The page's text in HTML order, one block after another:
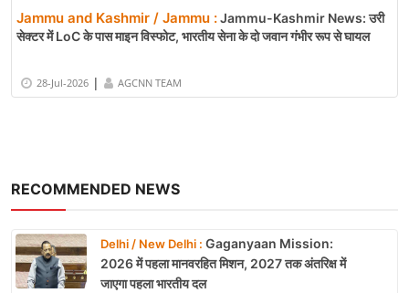
RECOMMENDED NEWS
Delhi / New Delhi : Gaganyaan Mission:
2026 में पहला मानवरहित मिशन, 2027 तक अंतरिक्ष में
जाएगा पहला भारतीय दल
Jammu and Kashmir / Jammu :Jammu-Kashmir News: उरी
सेक्टर में LoC के पास माइन विस्फोट, भारतीय सेना के दो जवान गंभीर रूप से घायल
28-Jul-2026 | AGCNN TEAM